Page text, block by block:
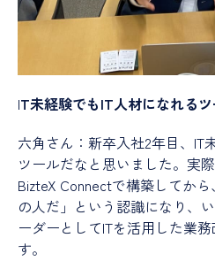
IT未経験でもIT人材になれる
六角さん：新卒入社2年目、IT
ツールだなと思いました。実
BizteX Connectで構築してか
の人だ」という認識になり、
ーダーとしてITを活用した業
す。